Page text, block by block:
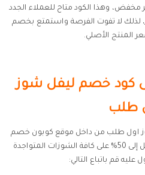
وهذا الكود متاح للعملاء الجدد
لذلك لا تفوت الفرصة واستمتع بخصم
المنتج الأصلي.
كود خصم ليفل شوز
طلب
اول طلب من داخل موقع كوبون خصم
بسهولة، والاستمتاع بخصم يصل إلى 50% على كافة الشوزات المتواجدة
عليه قم باتباع التالي: